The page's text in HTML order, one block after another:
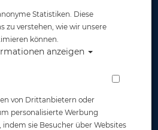
Statistiken. Diese
zu verstehen, wie wir unsere
können.
anzeigen
von Drittanbietern oder
personalisierte Werbung
indem sie Besucher über Websites